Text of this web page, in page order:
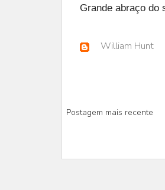
Grande abraço do
William Hunt
Postagem mais recente